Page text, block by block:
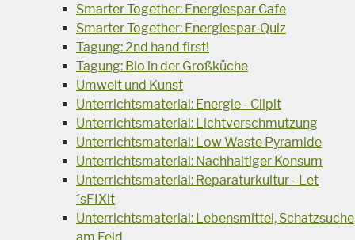
Smarter Together: Energiespar Cafe
Smarter Together: Energiespar-Quiz
Tagung: 2nd hand first!
Tagung: Bio in der Großküche
Umwelt und Kunst
Unterrichtsmaterial: Energie - Clipit
Unterrichtsmaterial: Lichtverschmutzung
Unterrichtsmaterial: Low Waste Pyramide
Unterrichtsmaterial: Nachhaltiger Konsum
Unterrichtsmaterial: Reparaturkultur - Let
´sFIXit
Unterrichtsmaterial: Lebensmittel, Schatzsuche
am Feld